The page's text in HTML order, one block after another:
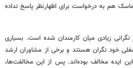
ماسک هم به درخواست برای اظهارنظر پاسخ نداده
زیادی میان کارمندان شده است. بسیاری
خود نگران هستند و برخی از مشاوران ارشد
این ایده مخالف بوده‌اند. پس از این مخالفت‌ها،